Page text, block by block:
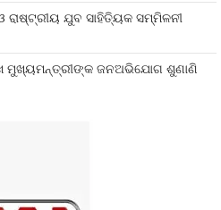
ରାଷ୍ଟ୍ରୀୟ ଯୁବ ସାହିତ୍ୟିକ ସମ୍ମିଳନୀ
ମୁଖ୍ୟମନ୍ତ୍ରୀଙ୍କ ଜନଅଭିଯୋଗ ଶୁଣାଣି